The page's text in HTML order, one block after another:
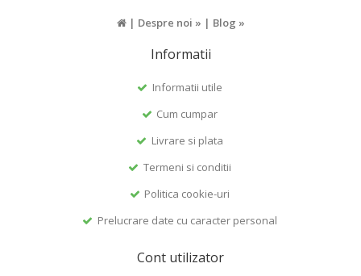
| Despre noi » | Blog »
Informatii
Informatii utile
Cum cumpar
Livrare si plata
Termeni si conditii
Politica cookie-uri
Prelucrare date cu caracter personal
Cont utilizator